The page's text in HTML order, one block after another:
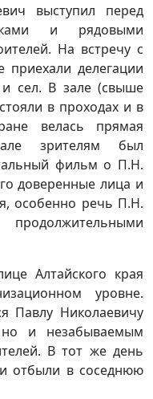
выступил перед
и рядовыми
На встречу с
делегации
и сел. В зале (свыше
в проходах и в
велась прямая
зрителям был
фильм о П.Н.
доверенные лица и
особенно речь П.Н.
продолжительными
Алтайского края
уровне.
Павлу Николаевичу
и незабываемым
В тот же день
отбыли в соседнюю